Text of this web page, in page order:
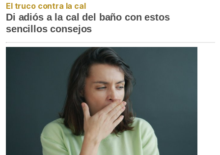
El truco contra la cal
Di adiós a la cal del baño con estos
sencillos consejos